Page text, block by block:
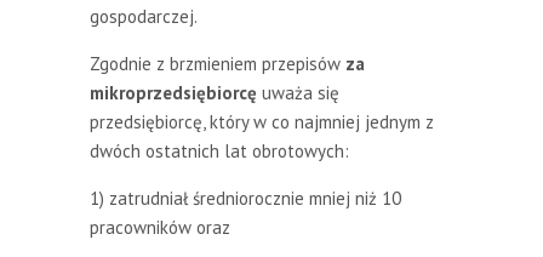
gospodarczej.
Zgodnie z brzmieniem przepisów za
mikroprzedsiębiorcę uważa się
przedsiębiorcę, który w co najmniej jednym z
dwóch ostatnich lat obrotowych:
1) zatrudniał średniorocznie mniej niż 10
pracowników oraz